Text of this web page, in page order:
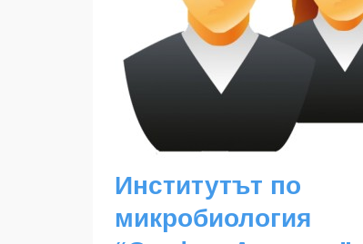
Институтът по
микробиология